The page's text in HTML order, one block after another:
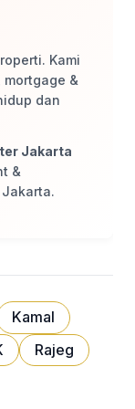
Kami
&
dan
Jakarta
&
Kamal
Rajeg